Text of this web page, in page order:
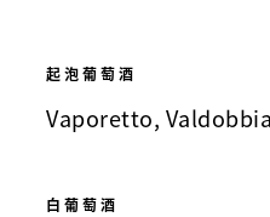
起泡葡萄酒
Vaporetto,
白葡萄酒